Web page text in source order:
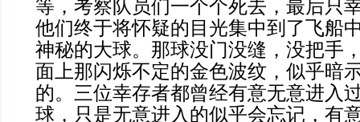
等，考察队员们一个个死去，最后只
他们终于将怀疑的目光集中到了飞
神秘的大球。那球没门没缝，没把手
面上那闪烁不定的金色波纹，似乎暗
的。三位幸存者都曾经有意无意进入
球，只是无意进入的似乎会忘记，有